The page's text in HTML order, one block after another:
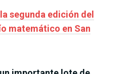
segunda edición del
matemático en San